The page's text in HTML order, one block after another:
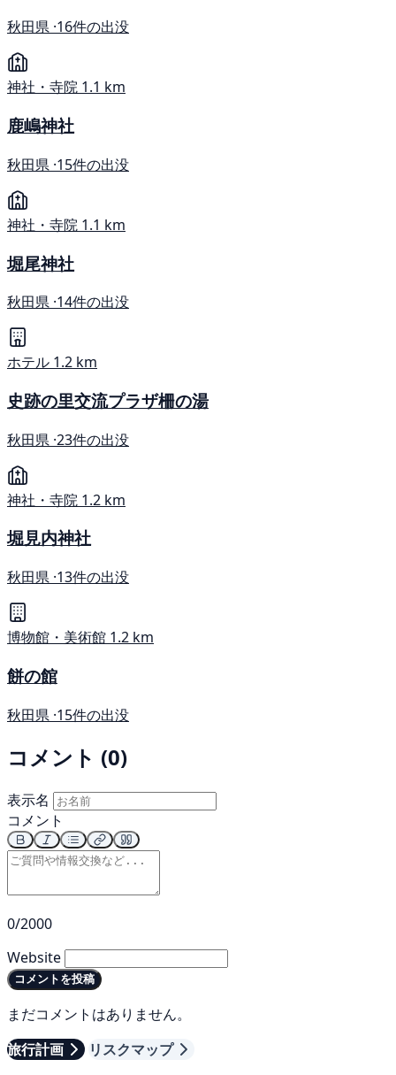
秋田県 ·16件の出没
神社・寺院 1.1 km
鹿嶋神社
秋田県 ·15件の出没
神社・寺院 1.1 km
堀尾神社
秋田県 ·14件の出没
ホテル 1.2 km
史跡の里交流プラザ柵の湯
秋田県 ·23件の出没
神社・寺院 1.2 km
堀見内神社
秋田県 ·13件の出没
博物館・美術館 1.2 km
餅の館
秋田県 ·15件の出没
コメント (0)
表示名
コメント
0/2000
Website
コメントを投稿
まだコメントはありません。
旅行計画
リスクマップ